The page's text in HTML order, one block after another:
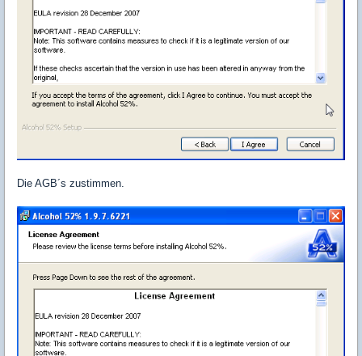
Die AGB´s zustimmen.